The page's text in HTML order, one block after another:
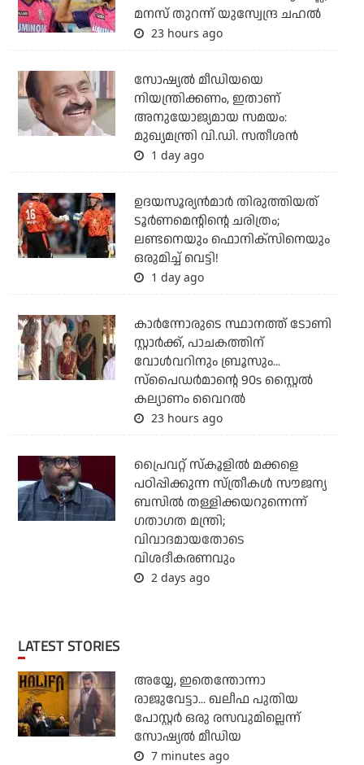
മനസ് തുറന്ന് യുസ്വേന്ദ്ര ചഹല്‍
23 hours ago
സോഷ്യല്‍ മീഡിയയെ
നിയന്ത്രിക്കണം, ഇതാണ്
അനുയോജ്യമായ സമയം:
മുഖ്യമന്ത്രി വി.ഡി. സതീശന്‍
1 day ago
ഉദയസൂര്യന്‍മാര്‍ തിരുത്തിയത്
ടൂര്‍ണമെന്റിന്റെ ചരിത്രം;
ലണ്ടനെയും ഫൊനിക്‌സിനെയും
ഒരുമിച്ച് വെട്ടി!
1 day ago
കാര്‍ന്നോരുടെ സ്ഥാനത്ത് ടോണി
സ്റ്റാര്‍ക്ക്, പാചകത്തിന്
വോള്‍വറിനും ബ്രൂസും...
സ്‌പൈഡര്‍മാന്റെ 90s സ്റ്റൈല്‍
കല്യാണം വൈറല്‍
23 hours ago
പ്രൈവറ്റ് സ്‌കൂളില്‍ മക്കളെ
പഠിപ്പിക്കുന്ന സ്ത്രീകള്‍ സൗജന്യ
ബസില്‍ തള്ളിക്കയറുന്നെന്ന്
ഗതാഗത മന്ത്രി;
വിവാദമായതോടെ
വിശദീകരണവും
2 days ago
LATEST STORIES
അയ്യേ, ഇതെന്തോന്നാ
രാജുവേട്ടാ... ഖലീഫ പുതിയ
പോസ്റ്റര്‍ ഒരു രസവുമില്ലെന്ന്
സോഷ്യല്‍ മീഡിയ
7 minutes ago